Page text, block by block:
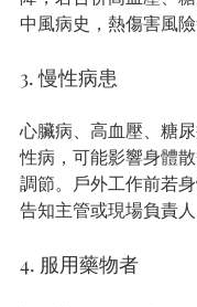
中風病史，熱傷害風險
3. 慢性病患
心臟病、高血壓、糖
性病，可能影響身體
調節。戶外工作前若
告知主管或現場負責人
4. 服用藥物者